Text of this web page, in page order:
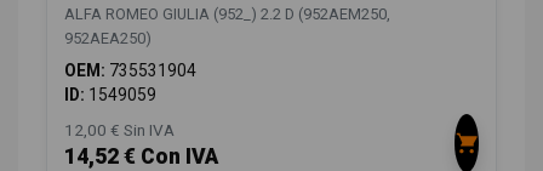
ALFA ROMEO GIULIA (952_) 2.2 D (952AEM250,
952AEA250)
OEM: 735531904
ID: 1549059
12,00 € Sin IVA
14,52 € Con IVA